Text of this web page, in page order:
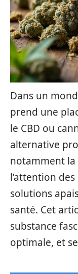
Dans un
prend une
le CBD ou
alternative
notamment la
l’attention
solutions
santé. Cet
substance
optimale, et